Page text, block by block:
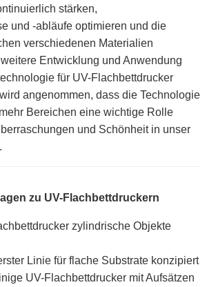
stärken,
und -abläufe optimieren und die
verschiedenen Materialien
Entwicklung und Anwendung
für UV-Flachbettdrucker
angenommen, dass die Technologie
Bereichen eine wichtige Rolle
und Schönheit in unser
zu UV-Flachbettdruckern
zylindrische Objekte
Linie für flache Substrate konzipiert
UV-Flachbettdrucker mit Aufsätzen